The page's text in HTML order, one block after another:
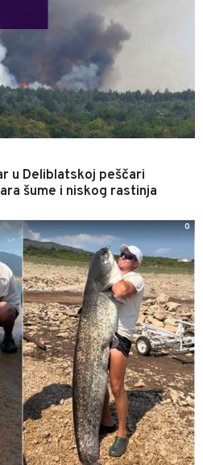
u Deliblatskoj peščari
šume i niskog rastinja
0